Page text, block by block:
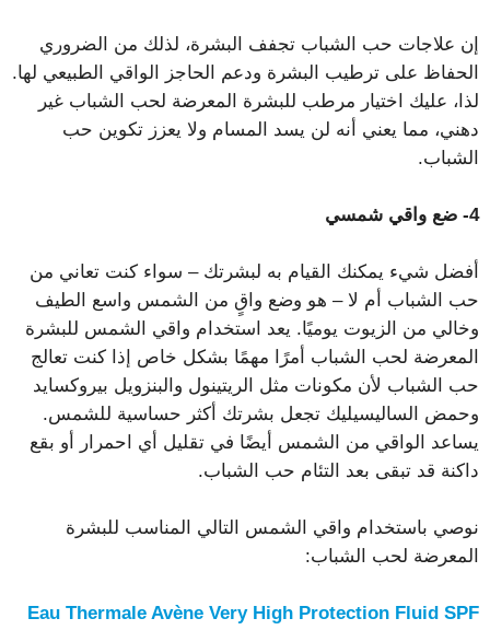
إن علاجات حب الشباب تجفف البشرة، لذلك من الضروري
الحفاظ على ترطيب البشرة ودعم الحاجز الواقي الطبيعي لها.
لذا، عليك اختيار مرطب للبشرة المعرضة لحب الشباب غير
دهني، مما يعني أنه لن يسد المسام ولا يعزز تكوين حب
الشباب.
4- ضع واقي شمسي
أفضل شيء يمكنك القيام به لبشرتك – سواء كنت تعاني من
حب الشباب أم لا – هو وضع واقٍ من الشمس واسع الطيف
وخالي من الزيوت يوميًا. يعد استخدام واقي الشمس للبشرة
المعرضة لحب الشباب أمرًا مهمًا بشكل خاص إذا كنت تعالج
حب الشباب لأن مكونات مثل الريتينول والبنزويل بيروكسايد
وحمض الساليسيليك تجعل بشرتك أكثر حساسية للشمس.
يساعد الواقي من الشمس أيضًا في تقليل أي احمرار أو بقع
داكنة قد تبقى بعد التئام حب الشباب.
نوصي باستخدام واقي الشمس التالي المناسب للبشرة
المعرضة لحب الشباب:
Eau Thermale Avène Very High Protection Fluid SPF